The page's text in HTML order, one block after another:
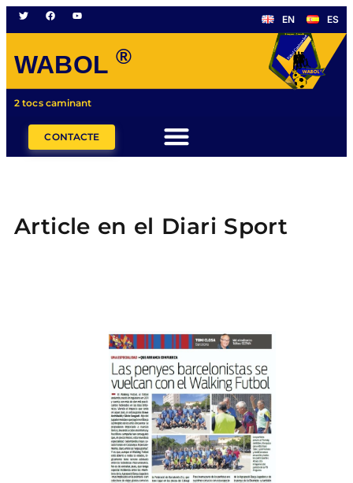
EN ES
WABOL ®
2 tocs caminant
CONTACTE
Article en el Diari Sport